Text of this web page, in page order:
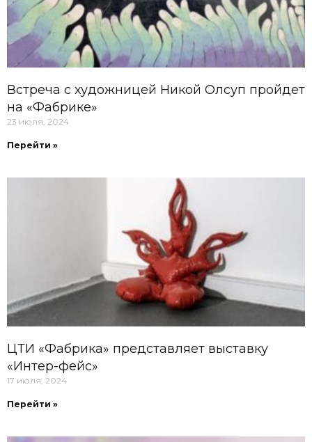
Встреча с художницей Никой Олсуп пройдет
на «Фабрике»
23 июля, 2024
Перейти »
ЦТИ «Фабрика» представляет выставку
«Интер-фейс»
17 июля, 2024
Перейти »